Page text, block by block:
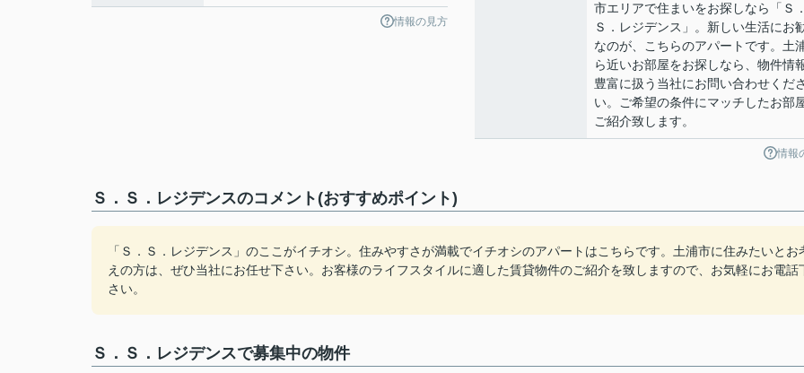
情報の見方
市エリアで住まいをお探しなら「Ｓ．
Ｓ．レジデンス」。新しい生活にお
なのが、こちらのアパートです。土
ら近いお部屋をお探しなら、物件情
豊富に扱う当社にお問い合わせくださ
い。ご希望の条件にマッチしたお部
ご紹介致します。
情報
Ｓ．Ｓ．レジデンスのコメント(おすすめポイント)
「Ｓ．Ｓ．レジデンス」のここがイチオシ。住みやすさが満載でイチオシのアパートはこちらです。土浦市に住みたいとお
えの方は、ぜひ当社にお任せ下さい。お客様のライフスタイルに適した賃貸物件のご紹介を致しますので、お気軽にお電話
さい。
Ｓ．Ｓ．レジデンスで募集中の物件